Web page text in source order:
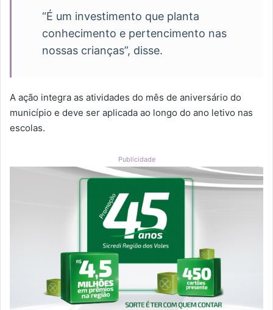
“É um investimento que planta
conhecimento e pertencimento nas
nossas crianças”, disse.
A ação integra as atividades do mês de aniversário do
município e deve ser aplicada ao longo do ano letivo nas
escolas.
Publicidade